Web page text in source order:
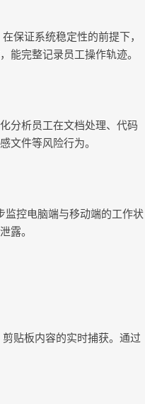
保证系统稳定性的前提下，
能完整记录员工操作轨迹。
分析员工在文档处理、代码
文件等风险行为。
监控电脑端与移动端的工作状
露。
贴板内容的实时捕获。通过